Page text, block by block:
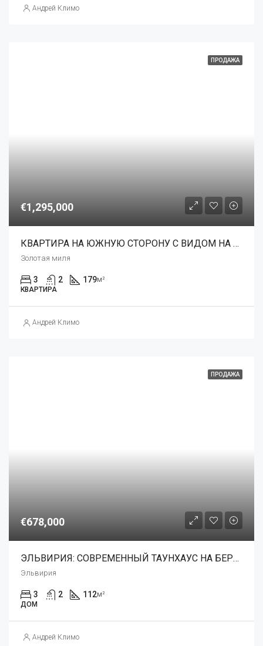
Андрей Климо
ПРОДАЖА
€1,295,000
КВАРТИРА НА ЮЖНУЮ СТОРОНУ С ВИДОМ НА МОРЕ
Золотая миля
3 2 179м²
КВАРТИРА
Андрей Климо
ПРОДАЖА
€678,000
ЭЛЬВИРИЯ: СОВРЕМЕННЫЙ ТАУНХАУС НА БЕРЕГУ МОРЯ
Эльвирия
3 2 112м²
ДОМ
Андрей Климо